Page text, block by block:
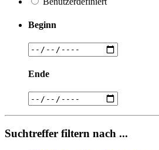
Beginn
Ende
Suchtreffer filtern nach ...